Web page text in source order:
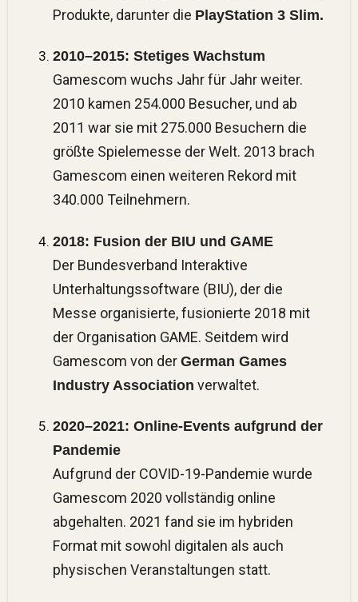
Produkte, darunter die PlayStation 3 Slim.
2010–2015: Stetiges Wachstum
Gamescom wuchs Jahr für Jahr weiter.
2010 kamen 254.000 Besucher, und ab
2011 war sie mit 275.000 Besuchern die
größte Spielemesse der Welt. 2013 brach
Gamescom einen weiteren Rekord mit
340.000 Teilnehmern​.
2018: Fusion der BIU und GAME
Der Bundesverband Interaktive
Unterhaltungssoftware (BIU), der die
Messe organisierte, fusionierte 2018 mit
der Organisation GAME. Seitdem wird
Gamescom von der German Games
Industry Association verwaltet​.
2020–2021: Online-Events aufgrund der
Pandemie
Aufgrund der COVID-19-Pandemie wurde
Gamescom 2020 vollständig online
abgehalten. 2021 fand sie im hybriden
Format mit sowohl digitalen als auch
physischen Veranstaltungen statt​.